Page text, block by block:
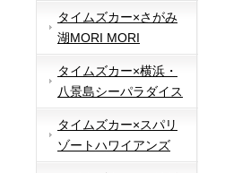
タイムズカー×さがみ
湖MORI MORI
タイムズカー×横浜・
八景島シーパラダイス
タイムズカー×スパリ
ゾートハワイアンズ